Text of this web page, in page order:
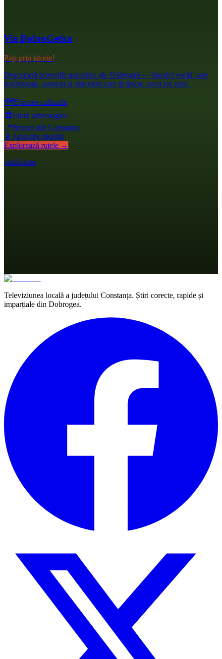
Via DobroGetica
Pași prin istorie!
Descoperă poveștile autentice ale Dobrogei — biserici vechi, sate
tradiționale, oameni și obiceiuri care definesc acest loc unic.
🗺️5 trasee culturale
🏛️Situri arheologice
📍Plecare din Constanța
📱 Aplicație mobilă
Explorează rutele →
publicitate
Televiziunea locală a județului Constanța. Știri corecte, rapide și
imparțiale din Dobrogea.